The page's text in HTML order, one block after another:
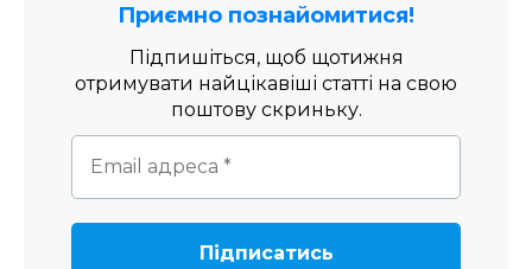
Приємно познайомитися!
Підпишіться, щоб щотижня
отримувати найцікавіші статті на свою
поштову скриньку.